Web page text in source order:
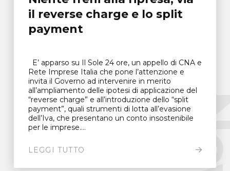
il reverse charge e lo split
payment
E’ apparso su Il Sole 24 ore, un appello di CNA e
Rete Imprese Italia che pone l’attenzione e
invita il Governo ad intervenire in merito
all’ampliamento delle ipotesi di applicazione del
“reverse charge” e all’introduzione dello “split
payment”, quali strumenti di lotta all’evasione
dell’Iva, che presentano un conto insostenibile
per le imprese....
LEGGI TUTTO